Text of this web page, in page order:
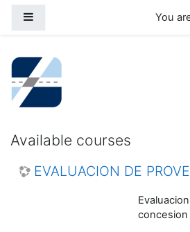
You
Capacitaciones
Available courses
EVALUACION DE
concesion